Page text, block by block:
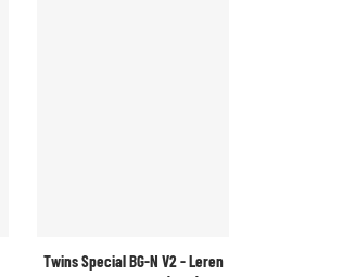
Twins Special BG-N V2 - Leren